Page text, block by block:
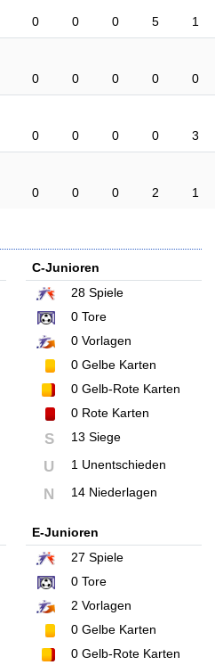
0 0 0 5 1
0 0 0 0 0
0 0 0 0 3
0 0 0 2 1
C-Junioren
28Spiele
0Tore
0Vorlagen
0Gelbe Karten
0Gelb-Rote Karten
0Rote Karten
S 13 Siege
U 1 Unentschieden
N 14 Niederlagen
E-Junioren
27 Spiele
0Tore
2 Vorlagen
0Gelbe Karten
0Gelb-Rote Karten